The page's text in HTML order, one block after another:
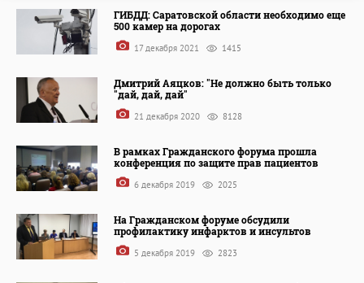
ГИБДД: Саратовской области необходимо еще
500 камер на дорогах
17 декабря 2021 1415
Дмитрий Аяцков: "Не должно быть только
"дай, дай, дай"
21 декабря 2020 8128
В рамках Гражданского форума прошла
конференция по защите прав пациентов
6 декабря 2019 2025
На Гражданском форуме обсудили
профилактику инфарктов и инсультов
5 декабря 2019 2823